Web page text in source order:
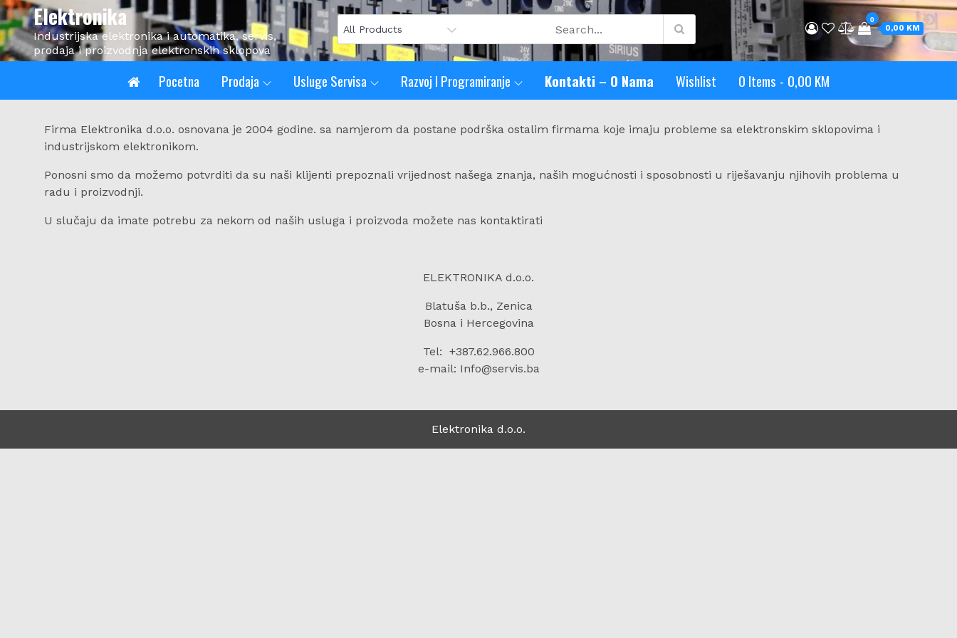
Skip
to
content
Elektronika
Industrijska elektronika i automatika, servis,
prodaja i proizvodnja elektronskih sklopova
0
0,00 KM
Pocetna Prodaja Usluge Servisa Razvoj I Programiranje Kontakti – O Nama Wishlist 0 Items 0,00 KM
Firma Elektronika d.o.o. osnovana je 2004 godine. sa namjerom da postane podrška ostalim firmama koje imaju probleme sa elektronskim sklopovima i
industrijskom elektronikom.
Ponosni smo da možemo potvrditi da su naši klijenti prepoznali vrijednost našega znanja, naših mogućnosti i sposobnosti u riješavanju njihovih problema u
radu i proizvodnji.
U slučaju da imate potrebu za nekom od naših usluga i proizvoda možete nas kontaktirati
ELEKTRONIKA d.o.o.
Blatuša b.b., Zenica
Bosna i Hercegovina
Tel: +387.62.966.800
e-mail: Info@servis.ba
Elektronika d.o.o.